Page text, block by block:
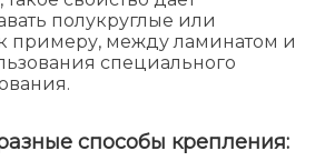
полукруглые или
примеру, между ламинатом и
специального
способы крепления: